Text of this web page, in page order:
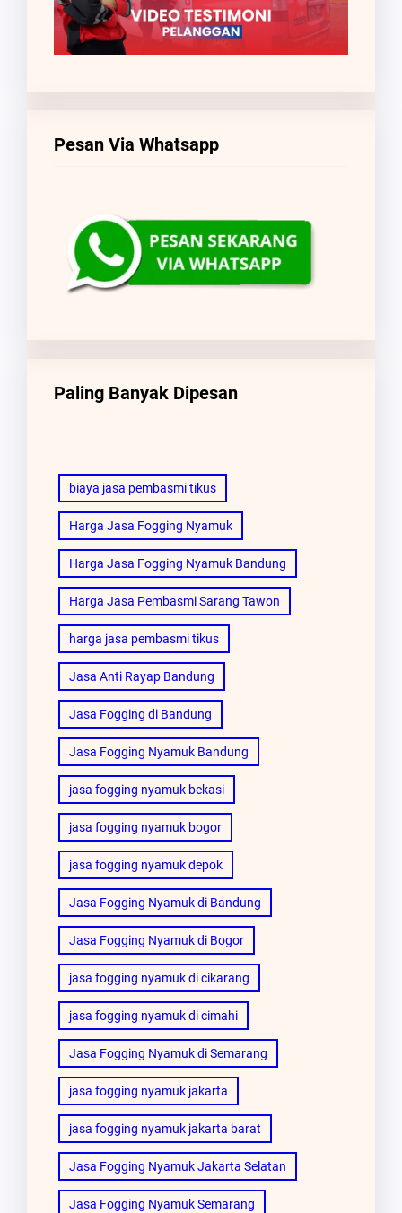
Pesan Via Whatsapp
Paling Banyak Dipesan
biaya jasa pembasmi tikus
Harga Jasa Fogging Nyamuk
Harga Jasa Fogging Nyamuk Bandung
Harga Jasa Pembasmi Sarang Tawon
harga jasa pembasmi tikus
Jasa Anti Rayap Bandung
Jasa Fogging di Bandung
Jasa Fogging Nyamuk Bandung
jasa fogging nyamuk bekasi
jasa fogging nyamuk bogor
jasa fogging nyamuk depok
Jasa Fogging Nyamuk di Bandung
Jasa Fogging Nyamuk di Bogor
jasa fogging nyamuk di cikarang
jasa fogging nyamuk di cimahi
Jasa Fogging Nyamuk di Semarang
jasa fogging nyamuk jakarta
jasa fogging nyamuk jakarta barat
Jasa Fogging Nyamuk Jakarta Selatan
Jasa Fogging Nyamuk Semarang